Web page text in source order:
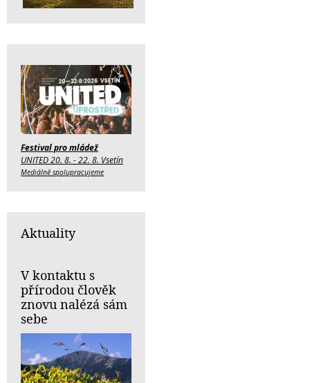
Festival pro mládež
UNITED 20. 8. - 22. 8. Vsetín
Mediálně spolupracujeme
Aktuality
V kontaktu s
přírodou člověk
znovu nalézá sám
sebe